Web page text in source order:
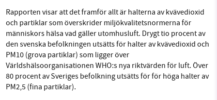
Rapporten visar att det framför allt är halterna av kvävedioxid
och partiklar som överskrider miljökvalitetsnormerna för
människors hälsa vad gäller utomhusluft. Drygt tio procent av
den svenska befolkningen utsätts för halter av kvävedioxid och
PM10 (grova partiklar) som ligger över
Världshälsoorganisationen WHO:s nya riktvärden för luft. Över
80 procent av Sveriges befolkning utsätts för för höga halter av
PM2,5 (fina partiklar).